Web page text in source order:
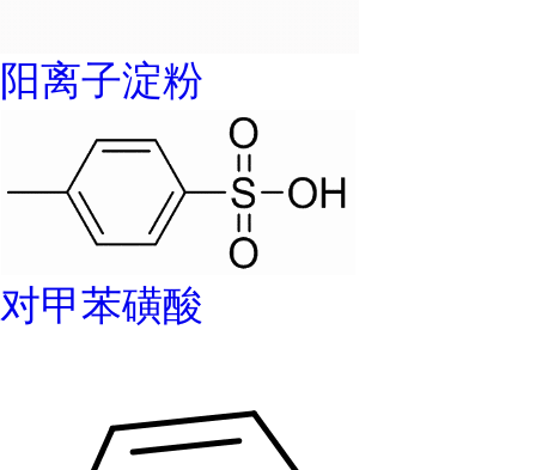
阳离子淀粉
对甲苯磺酸